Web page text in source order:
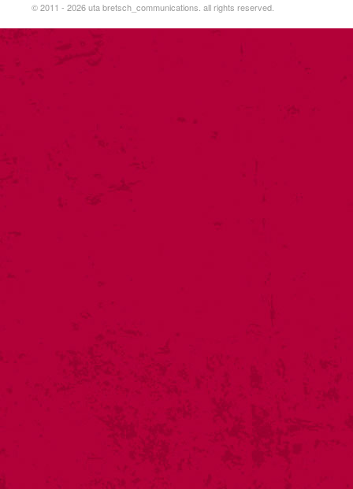
© 2011 - 2026 uta bretsch_communications. all rights reserved.